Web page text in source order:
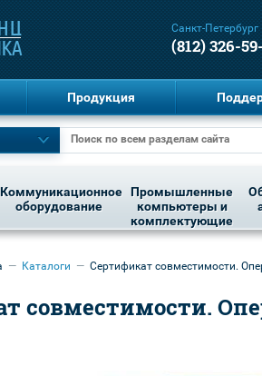
Санкт-Петербург
(812) 326-
Продукция
Коммуникационное
оборудование
Промышленные
компьютеры и
комплектующие
— Каталоги — Сертификат совместимости.
совместимости.